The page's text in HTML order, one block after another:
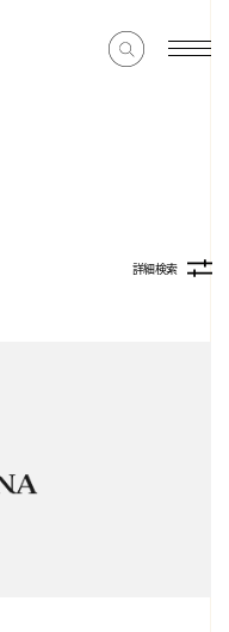
詳細検索